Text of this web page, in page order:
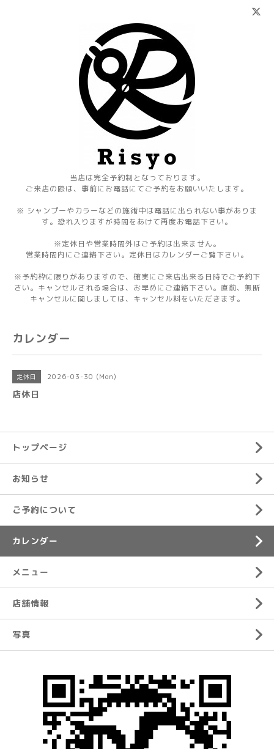
当店は完全予約制となっております。
ご来店の際は、事前にお電話にてご予約をお願いいたします。
※ シャンプーやカラーなどの施術中は電話に出られない事がありま
す。恐れ入りますが時間をあけて再度お電話下さい。
※定休日や営業時間外はご予約は出来ません。
営業時間内にご連絡下さい。定休日はカレンダーご覧下さい。
※予約枠に限りがありますので、確実にご来店出来る日時でご予約下
さい。キャンセルされる場合は、お早めにご連絡下さい。直前、無断
キャンセルに関しましては、キャンセル料をいただきます。
カレンダー
定休日 2026-03-30 (Mon)
店休日
トップページ
お知らせ
ご予約について
カレンダー
メニュー
店舗情報
写真